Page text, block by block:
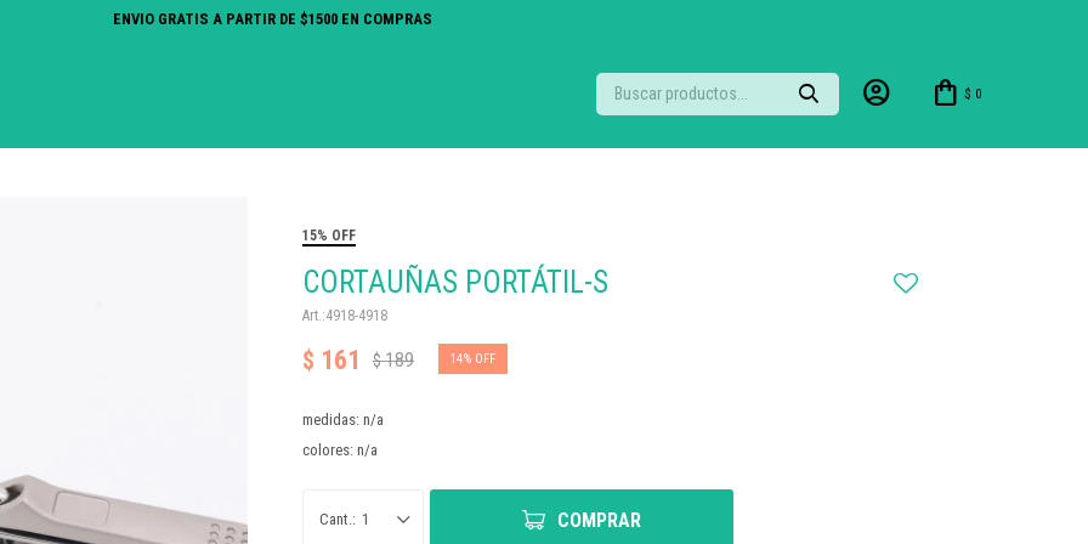
ENVIO GRATIS A PARTIR DE $1500 EN COMPRAS
$ 0
15% OFF
CORTAUÑAS PORTÁTIL-S
4918-4918
$ 161 $189 14
medidas: n/a
colores: n/a
1 COMPRAR